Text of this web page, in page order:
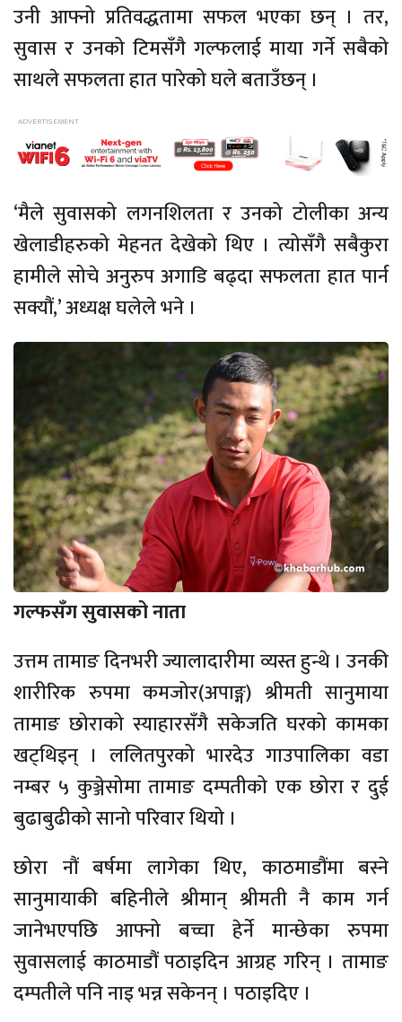
उनी आफ्नो प्रतिवद्धतामा सफल भएका छन् । तर,
सुवास र उनको टिमसँगै गल्फलाई माया गर्ने सबैको
साथले सफलता हात पारेको घले बताउँछन् ।
‘मैले सुवासको लगनशिलता र उनको टोलीका अन्य
खेलाडीहरुको मेहनत देखेको थिए । त्योसँगै सबैकुरा
हामीले सोचे अनुरुप अगाडि बढ्दा सफलता हात पार्न
सक्यौं,’ अध्यक्ष घलेले भने ।
गल्फसँग सुवासको नाता
उत्तम तामाङ दिनभरी ज्यालादारीमा व्यस्त हुन्थे । उनकी
शारीरिक रुपमा कमजोर(अपाङ्ग) श्रीमती सानुमाया
तामाङ छोराको स्याहारसँगै सकेजति घरको कामका
खट्थिइन् । ललितपुरको भारदेउ गाउपालिका वडा
नम्बर ५ कुञ्जेसोमा तामाङ दम्पतीको एक छोरा र दुई
बुढाबुढीको सानो परिवार थियो ।
छोरा नौं बर्षमा लागेका थिए, काठमाडौंमा बस्ने
सानुमायाकी बहिनीले श्रीमान् श्रीमती नै काम गर्न
जानेभएपछि आफ्नो बच्चा हेर्ने मान्छेका रुपमा
सुवासलाई काठमाडौं पठाइदिन आग्रह गरिन् । तामाङ
दम्पतीले पनि नाइ भन्न सकेनन् । पठाइदिए ।